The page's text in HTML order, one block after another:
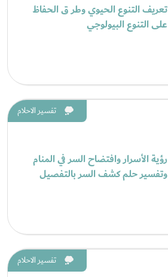
تعريف التنوع الحيوي وطر ق الحفاظ
على التنوع البيولوجي
تفسير الاحلام
رؤية الأسرار وافتضاح السر في المنام
وتفسير حلم كشف السر بالتفصيل
تفسير الاحلام